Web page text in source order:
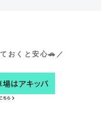
おくと安心🚗／